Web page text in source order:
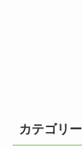
カテゴリー